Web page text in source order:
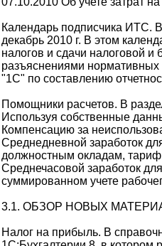
Календарь подписчика ИТС.
декабрь 2010 г. В этом
налогов и сдачи налоговой и
разъяснениями
"1С" по составлению
Помощники расчетов. В
Используя собственные
Компенсацию за
Среднедневной заработок
должностным окладам,
Среднечасовой заработок
суммированном учете
3.1. ОБЗОР НОВЫХ
Налог на прибыль. В